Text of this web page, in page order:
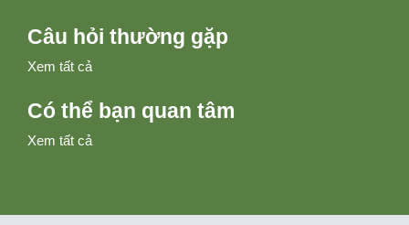
Câu hỏi thường gặp
Xem tất cả
Có thể bạn quan tâm
Xem tất cả